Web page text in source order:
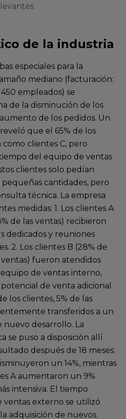
de la industria
especiales para la
mediano (facturación:
empleados) se
de la disminución de los
de los pedidos. Un
que el 65% de los
como clientes C, pero
del equipo de ventas
clientes solo pedían
cantidades, pero
técnica. La empresa
medidas: 1. Los clientes A
de las ventas) recibieron
dedicados y reuniones
2. Los clientes B (28% de
ventas) fueron atendidos
de ventas interno,
de venta adicional.
los clientes, 5% de las
transferidos a un
desarrollo. La
se puso a disposición allí
después de 18 meses:
un 14%, mientras
A aumentaron un 9%
intensiva. El tiempo
ventas externo se utilizó
adquisición de nuevos